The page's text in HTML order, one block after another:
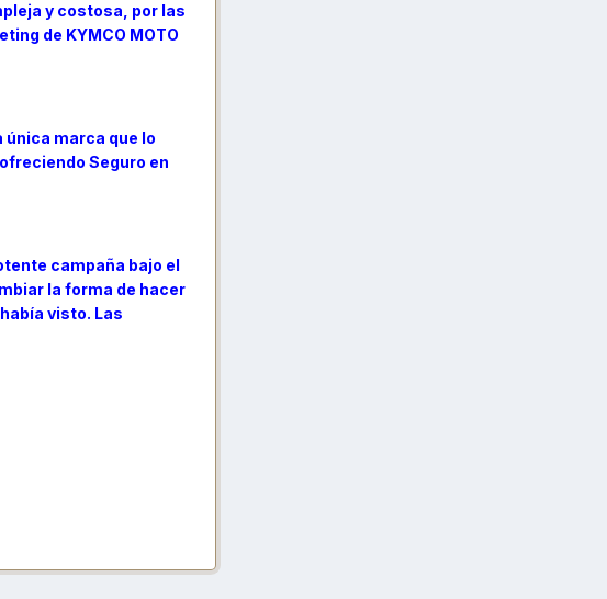
y costosa, por las
de KYMCO MOTO
única marca que lo
Seguro en
campaña bajo el
la forma de hacer
visto. Las